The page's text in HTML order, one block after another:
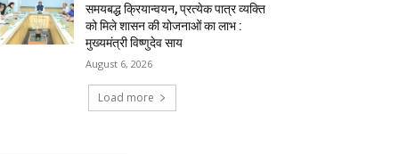
समयबद्ध क्रियान्वयन, प्रत्येक पात्र व्यक्ति
को मिले शासन की योजनाओं का लाभ :
मुख्यमंत्री विष्णुदेव साय
August 6, 2026
Load more